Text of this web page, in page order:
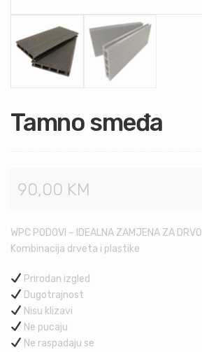
Tamno smeđa
90,00 KM
WPC PODOVI – IDEALNA ZAMJENA ZA DRVO
Kombinacija drveta i plastike
Prirodan izgled
Dugotrajnost
Nisu klizavi
Ne pucaju
Ne raspadaju se